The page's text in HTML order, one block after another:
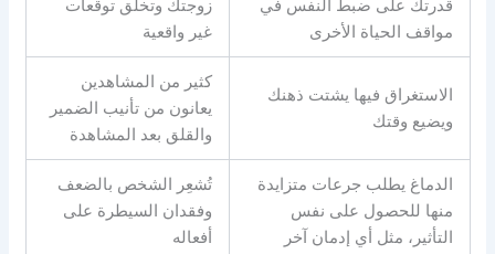
قدرتك على ضبط النفس في
مواقف الحياة الأخرى
زوجتك وتخلق توقعات
غير واقعية
الاستغراق فيها يشتت ذهنك
ويضيع وقتك
كثير من المشاهدين
يعانون من تأنيب الضمير
والقلق بعد المشاهدة
الدماغ يطلب جرعات متزايدة
منها للحصول على نفس
التأثير، مثل أي إدمان آخر
تُشعِر الشخص بالضعف
وفقدان السيطرة على
أفعاله